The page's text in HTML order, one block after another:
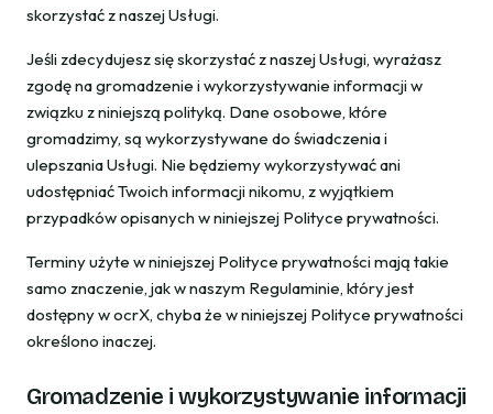
skorzystać z naszej Usługi.
Jeśli zdecydujesz się skorzystać z naszej Usługi, wyrażasz
zgodę na gromadzenie i wykorzystywanie informacji w
związku z niniejszą polityką. Dane osobowe, które
gromadzimy, są wykorzystywane do świadczenia i
ulepszania Usługi. Nie będziemy wykorzystywać ani
udostępniać Twoich informacji nikomu, z wyjątkiem
przypadków opisanych w niniejszej Polityce prywatności.
Terminy użyte w niniejszej Polityce prywatności mają takie
samo znaczenie, jak w naszym Regulaminie, który jest
dostępny w ocrX, chyba że w niniejszej Polityce prywatności
określono inaczej.
Gromadzenie i wykorzystywanie informacji